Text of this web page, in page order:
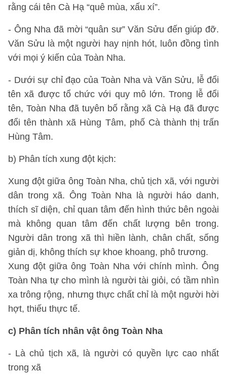
rằng cái tên Cà Hạ “quê mùa, xấu xí”.
- Ông Nha đã mời “quân sư” Văn Sửu đến giúp đỡ.
Văn Sửu là một người hay nịnh hót, luôn đồng tình
với mọi ý kiến của Toàn Nha.
- Dưới sự chỉ đạo của Toàn Nha và Văn Sửu, lễ đổi
tên xã được tổ chức với quy mô lớn. Trong lễ đổi
tên, Toàn Nha đã tuyên bố rằng xã Cà Hạ đã được
đổi tên thành xã Hùng Tâm, phố Cà thành thị trấn
Hùng Tâm.
b) Phân tích xung đột kịch:
Xung đột giữa ông Toàn Nha, chủ tịch xã, với người
dân trong xã. Ông Toàn Nha là người háo danh,
thích sĩ diện, chỉ quan tâm đến hình thức bên ngoài
mà không quan tâm đến chất lượng bên trong.
Người dân trong xã thì hiền lành, chân chất, sống
giản dị, không thích sự khoe khoang, phô trương.
Xung đột giữa ông Toàn Nha với chính mình. Ông
Toàn Nha tự cho mình là người tài giỏi, có tầm nhìn
xa trông rộng, nhưng thực chất chỉ là một người hời
hợt, thiếu thực tế.
c) Phân tích nhân vật ông Toàn Nha
- Là chủ tịch xã, là người có quyền lực cao nhất
trong xã